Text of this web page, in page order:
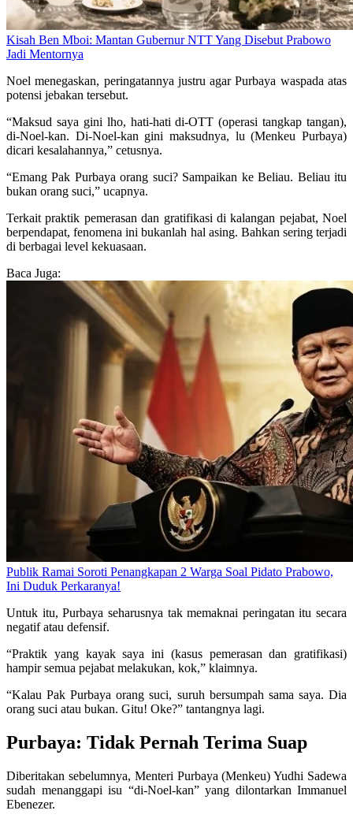
Kisah Ben Mboi: Mantan Gubernur NTT Yang Disebut Prabowo
Jadi Mentornya
Noel menegaskan, peringatannya justru agar Purbaya waspada atas
potensi jebakan tersebut.
“Maksud saya gini lho, hati-hati di-OTT (operasi tangkap tangan),
di-Noel-kan. Di-Noel-kan gini maksudnya, lu (Menkeu Purbaya)
dicari kesalahannya,” cetusnya.
“Emang Pak Purbaya orang suci? Sampaikan ke Beliau. Beliau itu
bukan orang suci,” ucapnya.
Terkait praktik pemerasan dan gratifikasi di kalangan pejabat, Noel
berpendapat, fenomena ini bukanlah hal asing. Bahkan sering terjadi
di berbagai level kekuasaan.
Baca Juga:
Publik Ramai Soroti Penangkapan 2 Warga Soal Pidato Prabowo,
Ini Duduk Perkaranya!
Untuk itu, Purbaya seharusnya tak memaknai peringatan itu secara
negatif atau defensif.
“Praktik yang kayak saya ini (kasus pemerasan dan gratifikasi)
hampir semua pejabat melakukan, kok,” klaimnya.
“Kalau Pak Purbaya orang suci, suruh bersumpah sama saya. Dia
orang suci atau bukan. Gitu! Oke?” tantangnya lagi.
Purbaya: Tidak Pernah Terima Suap
Diberitakan sebelumnya, Menteri Purbaya (Menkeu) Yudhi Sadewa
sudah menanggapi isu “di-Noel-kan” yang dilontarkan Immanuel
Ebenezer.